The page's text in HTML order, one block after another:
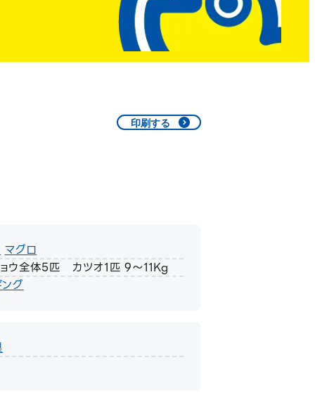
印刷する
マグロ
ウ全体5匹 カツオ1匹 9～11Kg
グ